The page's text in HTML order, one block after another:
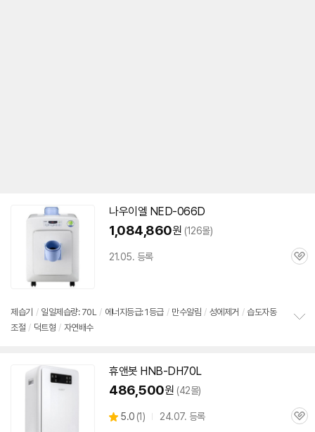
나우이엘 NED-066D
1,084,860원 (126몰)
21.05. 등록
관
제습기 / 일일제습량: 70L / 에너지등급: 1등급 / 만수알림 / 성에제거 / 습도자동
조절 / 덕트형 / 자연배수
휴앤봇 HNB-DH70L
486,500원 (42몰)
별
5.0 (상
1) 24.07. 등록
관